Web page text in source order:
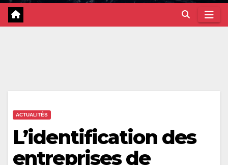
ACTUALITÉS
L’identification des
entreprises de